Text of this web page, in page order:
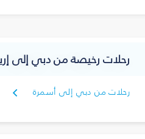
رحلات رخيصة من دبي إلى
رحلات من دبي إلى أسمرة